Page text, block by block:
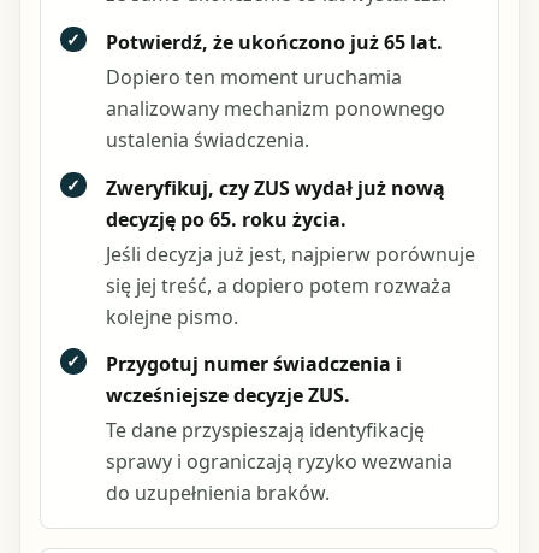
✓
Potwierdź, że ukończono już 65 lat.
Dopiero ten moment uruchamia
analizowany mechanizm ponownego
ustalenia świadczenia.
✓
Zweryfikuj, czy ZUS wydał już nową
decyzję po 65. roku życia.
Jeśli decyzja już jest, najpierw porównuje
się jej treść, a dopiero potem rozważa
kolejne pismo.
✓
Przygotuj numer świadczenia i
wcześniejsze decyzje ZUS.
Te dane przyspieszają identyfikację
sprawy i ograniczają ryzyko wezwania
do uzupełnienia braków.